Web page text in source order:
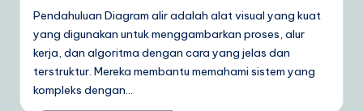
Pendahuluan Diagram alir adalah alat visual yang kuat
yang digunakan untuk menggambarkan proses, alur
kerja, dan algoritma dengan cara yang jelas dan
terstruktur. Mereka membantu memahami sistem yang
kompleks dengan…